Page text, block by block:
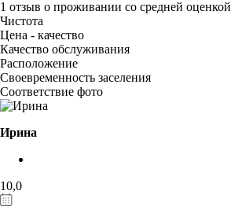
1 отзыв о проживании со средней оценкой
Чистота
Цена - качество
Качество обслуживания
Расположение
Своевременность заселения
Соответствие фото
Ирина
10,0